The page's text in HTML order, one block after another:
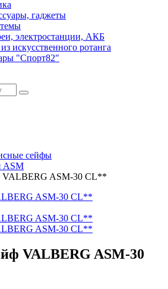
гаджеты
электростанции, АКБ
искусственного ротанга
"Спорт82"
сейфы
ASM
VALBERG ASM-30 CL**
VALBERG ASM-30